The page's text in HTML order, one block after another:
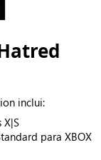
inclui:
X|S
para XBOX